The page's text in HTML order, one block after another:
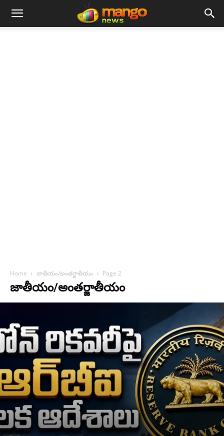
Home జాతీయం/అంతర్జాతీయం Page 2
జాతీయం/అంతర్జాతీయం